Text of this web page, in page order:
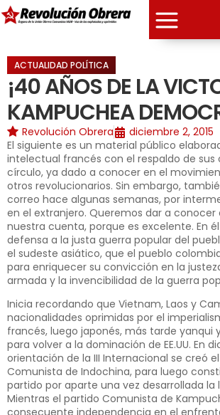
ACTUALIDAD POLÍTICA
¡40 AÑOS DE LA
KAMPUCHEA
Revolución Obrera
diciembre 2, 2015
El siguiente es un material público
intelectual francés con el respaldo de sus
círculo, ya dado a conocer en el
otros revolucionarios. Sin embargo,
correo hace algunas semanas, por
en el extranjero. Queremos dar a
nuestra cuenta, porque es excelente. En
defensa a la justa guerra popular del
el sudeste asiático, que el pueblo
para enriquecer su convicción en la
armada y la invencibilidad de la guerra
Inicia recordando que Vietnam, Laos y
nacionalidades oprimidas por el
francés, luego japonés, más tarde yanqui
para volver a la dominación de EE.UU. En
orientación de la III Internacional se creó
Comunista de Indochina, para luego
partido por aparte una vez desarrollada la
Mientras el partido Comunista de